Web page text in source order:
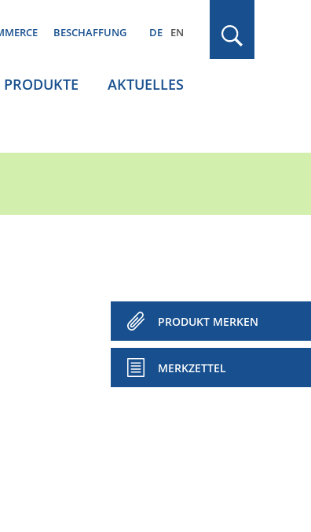
BESCHAFFUNG DE EN
PRODUKTE AKTUELLES
PRODUKT MERKEN
MERKZETTEL